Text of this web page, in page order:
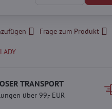
Frage zum Produkt
TRANSPORT
über 99,- EUR